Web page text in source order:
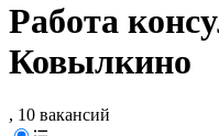
Работа
Ковылкино
, 10 вакансий